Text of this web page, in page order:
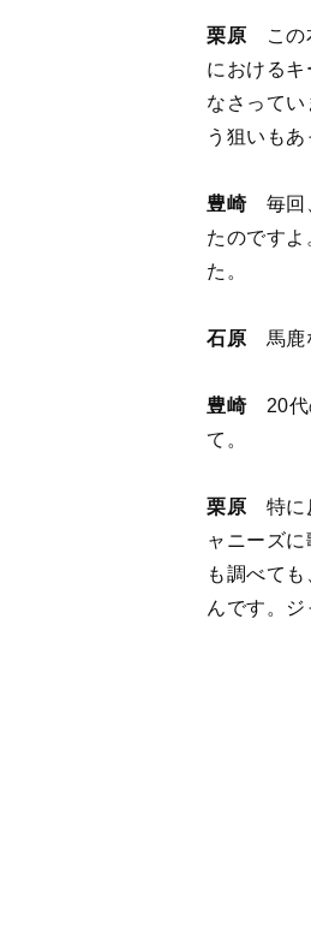
う狙いもあ
豊崎
毎回
たのです
石原馬鹿
て。
栗原特に反
ャニーズに
んです。